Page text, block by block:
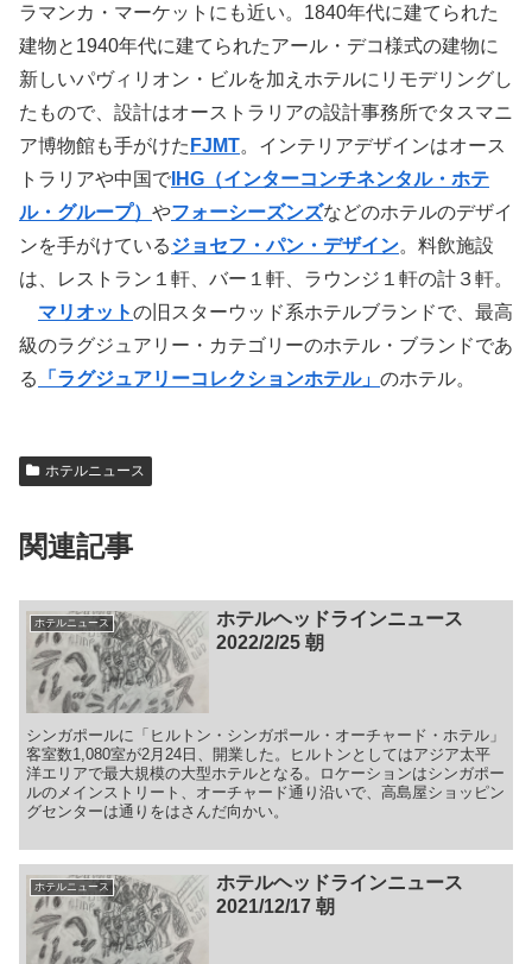
ラマンカ・マーケットにも近い。1840年代に建てられた
建物と1940年代に建てられたアール・デコ様式の建物に
新しいパヴィリオン・ビルを加えホテルにリモデリングし
たもので、設計はオーストラリアの設計事務所でタスマニ
ア博物館も手がけた FJMT。インテリアデザインはオース
トラリアや中国で IHG（インターコンチネンタル・ホテ
ル・グループ） やフォーシーズンズなどのホテルのデザイ
ンを手がけているジョセフ・パン・デザイン。料飲施設
は、レストラン１軒、バー１軒、ラウンジ１軒の計３軒。
マリオットの旧スターウッド系ホテルブランドで、最高
級のラグジュアリー・カテゴリーのホテル・ブランドであ
る
「ラグジュアリーコレクションホテル」 のホテル。
ホテルニュース
関連記事
ホテルニュース
ホテルヘッドラインニュース
2022/2/25 朝
シンガポールに「ヒルトン・シンガポール・オーチャード・ホテル」
客室数1,080室が2月24日、開業した。ヒルトンとしてはアジア太平
洋エリアで最大規模の大型ホテルとなる。ロケーションはシンガポー
ルのメインストリート、オーチャード通り沿いで、高島屋ショッピン
グセンターは通りをはさんだ向かい。
ホテルニュース
ホテルヘッドラインニュース
2021/12/17 朝